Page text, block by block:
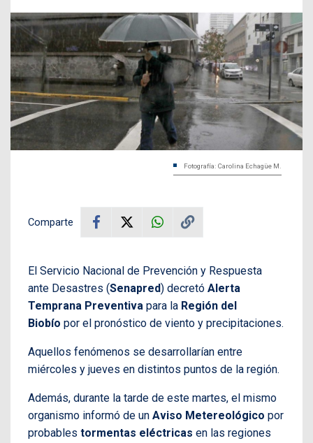
Fotografía: Carolina Echagüe M.
Comparte
El Servicio Nacional de Prevención y Respuesta
ante Desastres (Senapred) decretó Alerta
Temprana Preventiva para la Región del
Biobío por el pronóstico de viento y precipitaciones.
Aquellos fenómenos se desarrollarían entre
miércoles y jueves en distintos puntos de la región.
Además, durante la tarde de este martes, el mismo
organismo informó de un Aviso Metereológico por
probables tormentas eléctricas en las regiones